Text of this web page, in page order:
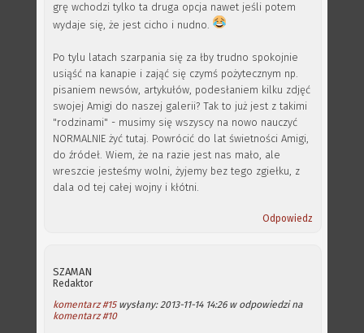
grę wchodzi tylko ta druga opcja nawet jeśli potem
wydaje się, że jest cicho i nudno.
Po tylu latach szarpania się za łby trudno spokojnie
usiąść na kanapie i zająć się czymś pożytecznym np.
pisaniem newsów, artykułów, podesłaniem kilku zdjęć
swojej Amigi do naszej galerii? Tak to już jest z takimi
"rodzinami" - musimy się wszyscy na nowo nauczyć
NORMALNIE żyć tutaj. Powrócić do lat świetności Amigi,
do źródeł. Wiem, że na razie jest nas mało, ale
wreszcie jesteśmy wolni, żyjemy bez tego zgiełku, z
dala od tej całej wojny i kłótni.
Odpowiedz
SZAMAN
Redaktor
komentarz #15wysłany: 2013-11-14 14:26 w odpowiedzi na
komentarz #10